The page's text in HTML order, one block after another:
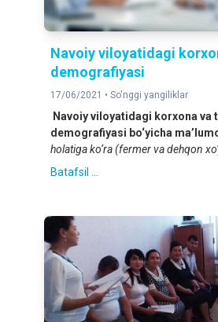
Navoiy viloyatidagi
demografiyasi
17/06/2021 • So'nggi yangiliklar
Navoiy viloyatidagi korxona va
demografiyasi bo‘yicha
holatiga ko‘ra (fermer va dehqon
Batafsil ...